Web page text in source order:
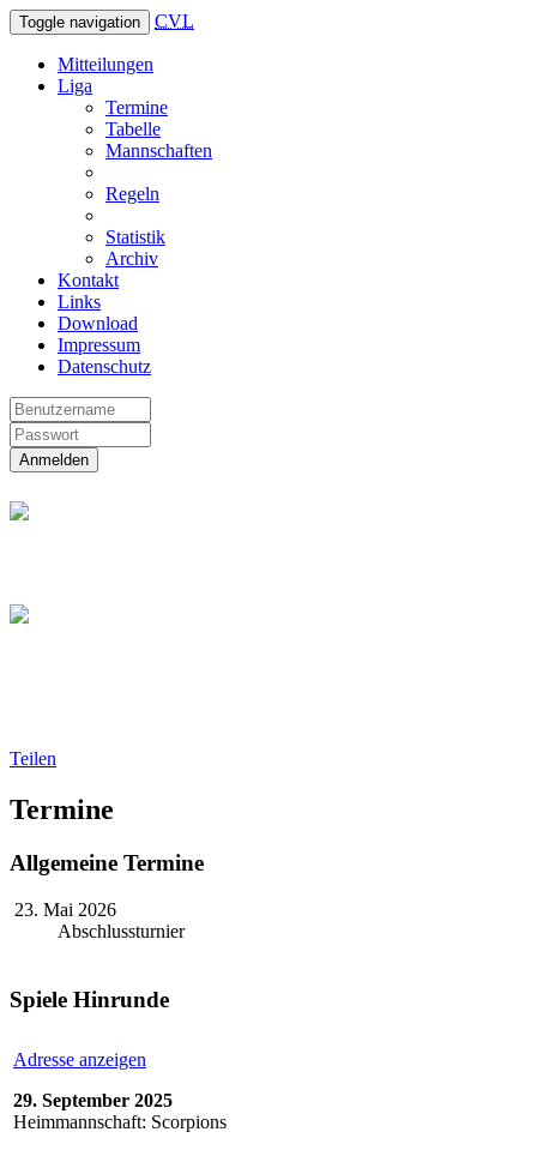
Toggle navigation CVL
Mitteilungen
Liga
Termine
Tabelle
Mannschaften
Regeln
Statistik
Archiv
Kontakt
Links
Download
Impressum
Datenschutz
Anmelden
Teilen
Termine
Allgemeine Termine
23. Mai 2026
Abschlussturnier
Spiele Hinrunde
Adresse anzeigen
29. September 2025
Heimmannschaft: Scorpions